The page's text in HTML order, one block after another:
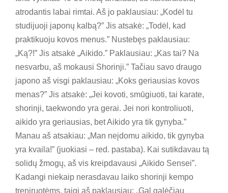
atrodantis labai rimtai. Aš jo paklausiau: „Kodėl tu
studijuoji japonų kalbą?” Jis atsakė: „Todėl, kad
praktikuoju kovos menus.” Nustebęs paklausiau:
„Ką?!” Jis atsakė „Aikido.” Paklausiau: „Kas tai? Na
nesvarbu, aš mokausi Shorinji.” Tačiau savo draugo
japono aš visgi paklausiau: „Koks geriausias kovos
menas?” Jis atsakė: „Jei kovoti, smūgiuoti, tai karate,
shorinji, taekwondo yra gerai. Jei nori kontroliuoti,
aikido yra geriausias, bet Aikido yra tik gynyba.”
Manau aš atsakiau: „Man neįdomu aikido, tik gynyba
yra kvaila!” (juokiasi – red. pastaba). Kai sutikdavau tą
solidų žmogų, aš vis kreipdavausi „Aikido Sensei”.
Kadangi niekaip nerasdavau laiko shorinji kempo
treniruotėms, taigi aš paklausiau: „Gal galėčiau